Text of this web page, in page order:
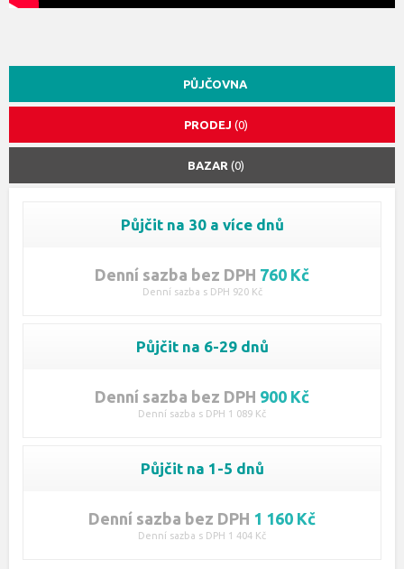
PŮJČOVNA
PRODEJ (0)
BAZAR (0)
Půjčit na 30 a více dnů
Denní sazba bez DPH 760 Kč
Denní sazba s DPH 920 Kč
Půjčit na 6-29 dnů
Denní sazba bez DPH 900 Kč
Denní sazba s DPH 1 089 Kč
Půjčit na 1-5 dnů
Denní sazba bez DPH 1 160 Kč
Denní sazba s DPH 1 404 Kč